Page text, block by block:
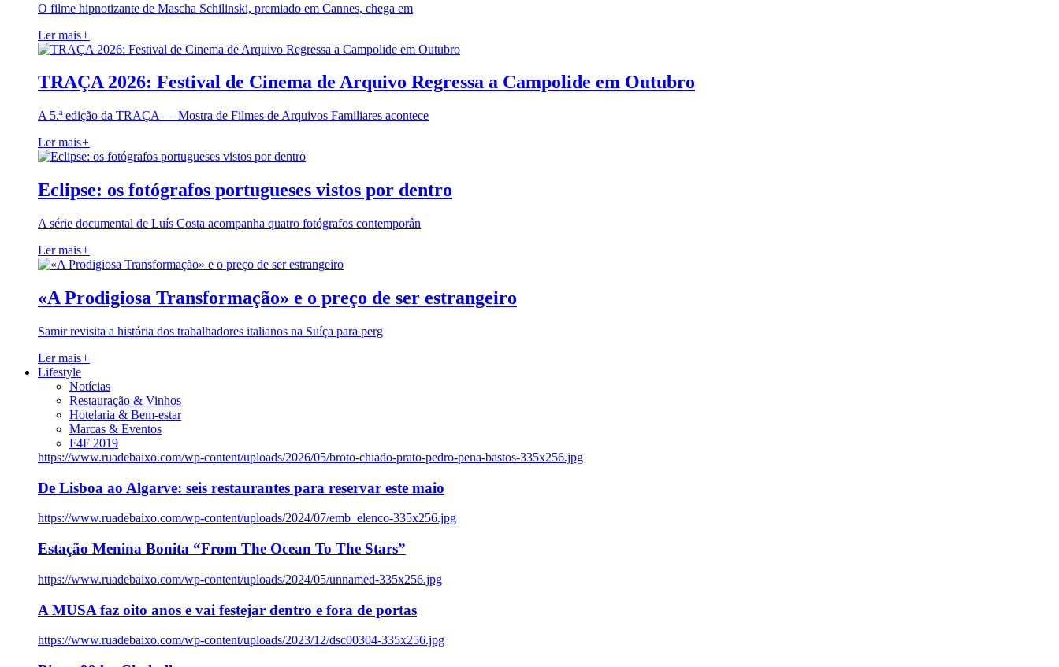
O filme hipnotizante de Mascha Schilinski, premiado em Cannes, chega em
Ler mais+
TRAÇA 2026: Festival de Cinema de Arquivo Regressa a Campolide em Outubro
A 5.ª edição da TRAÇA — Mostra de Filmes de Arquivos Familiares acontece
Ler mais+
Eclipse: os fotógrafos portugueses vistos por dentro
A série documental de Luís Costa acompanha quatro fotógrafos contemporân
Ler mais+
«A Prodigiosa Transformação» e o preço de ser estrangeiro
Samir revisita a história dos trabalhadores italianos na Suíça para perg
Ler mais+
Lifestyle
Notícias
Restauração & Vinhos
Hotelaria & Bem-estar
Marcas & Eventos
F4F 2019
https://www.ruadebaixo.com/wp-content/uploads/2026/05/broto-chiado-prato-pedro-pena-bastos-335x256.jpg
De Lisboa ao Algarve: seis restaurantes para reservar este maio
https://www.ruadebaixo.com/wp-content/uploads/2024/07/emb_elenco-335x256.jpg
Estação Menina Bonita “From The Ocean To The Stars”
https://www.ruadebaixo.com/wp-content/uploads/2024/05/unnamed-335x256.jpg
A MUSA faz oito anos e vai festejar dentro e fora de portas
https://www.ruadebaixo.com/wp-content/uploads/2023/12/dsc00304-335x256.jpg